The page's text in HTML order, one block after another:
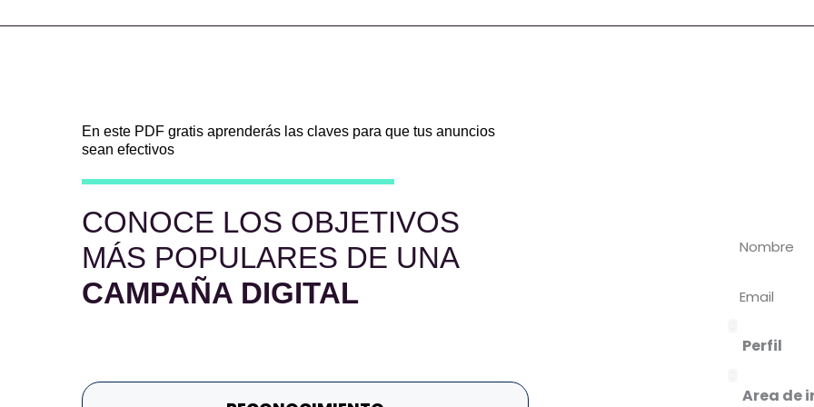
En este PDF gratis aprenderás las claves para que tus anuncios
sean efectivos
CONOCE LOS OBJETIVOS
MÁS POPULARES DE UNA
CAMPAÑA DIGITAL